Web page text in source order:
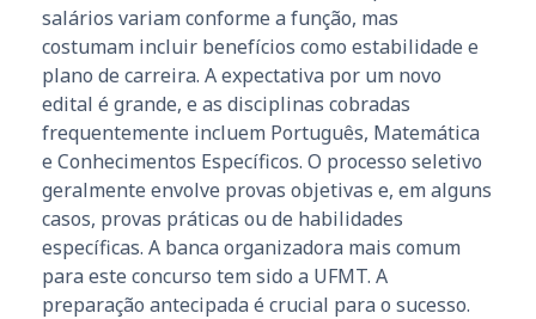
salários variam conforme a função, mas
costumam incluir benefícios como estabilidade e
plano de carreira. A expectativa por um novo
edital é grande, e as disciplinas cobradas
frequentemente incluem Português, Matemática
e Conhecimentos Específicos. O processo seletivo
geralmente envolve provas objetivas e, em alguns
casos, provas práticas ou de habilidades
específicas. A banca organizadora mais comum
para este concurso tem sido a UFMT. A
preparação antecipada é crucial para o sucesso.